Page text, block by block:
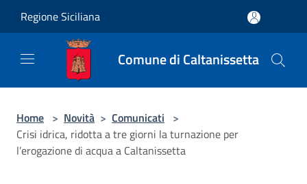
Regione Siciliana
Comune di Caltanissetta
Home > Novità > Comunicati >
Crisi idrica, ridotta a tre giorni la turnazione per
l’erogazione di acqua a Caltanissetta